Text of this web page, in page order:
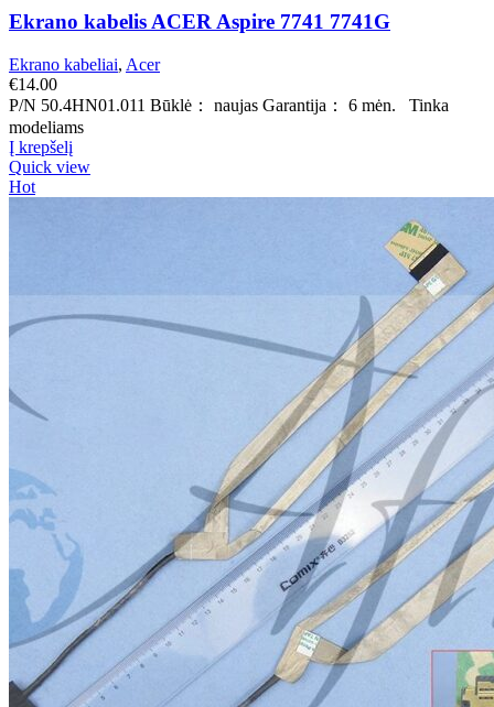
Ekrano kabelis ACER Aspire 7741 7741G
Ekrano kabeliai, Acer
€14.00
P/N 50.4HN01.011 Būklė： naujas Garantija： 6 mėn. Tinka
modeliams
Į krepšelį
Quick view
Hot